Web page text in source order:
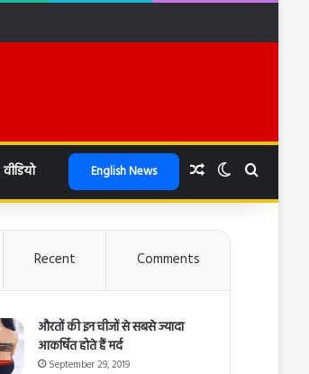
वीडियो English News Random Article
Switch skin
Search
Recent Comments
औरतों की इन चीजों से सबसे ज्यादा
आकर्षित होते हैं मर्द
September 29, 2019